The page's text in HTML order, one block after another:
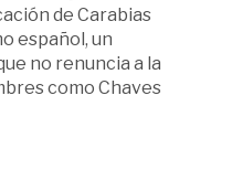
de Carabias
español, un
no renuncia a la
como Chaves